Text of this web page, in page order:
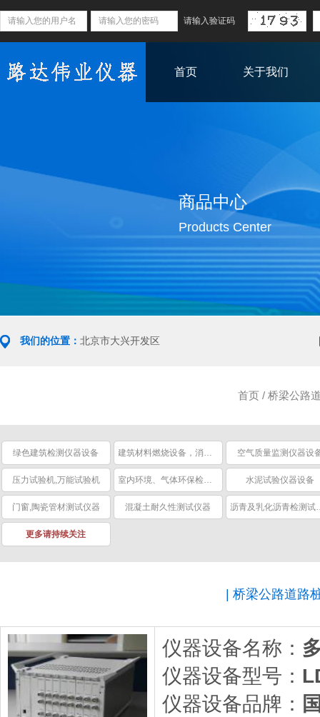
首页 关于我们
商品中心
Products Center
我们的位置： 北京市大兴开发区
首页 / 桥梁公路
绿色建筑检测仪器设备 建筑材料燃烧设备，消防安全设备 空气质量监测仪器设
压力试验机,万能试验机 室内环境、气体环保检测仪器 水泥试验仪器设备
门窗,陶瓷管材测试仪器 混凝土耐久性测试仪器 沥青及
更多请持续关注
|桥梁公路道路
仪器设备名称：
仪器设备型号：
仪器设备品牌：